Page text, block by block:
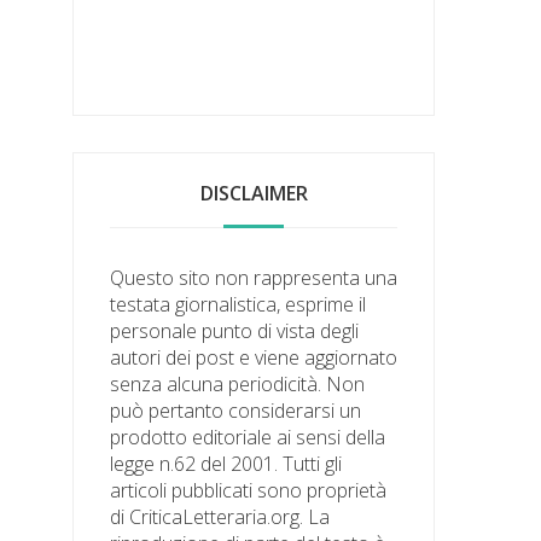
DISCLAIMER
Questo sito non rappresenta una
testata giornalistica, esprime il
personale punto di vista degli
autori dei post e viene aggiornato
senza alcuna periodicità. Non
può pertanto considerarsi un
prodotto editoriale ai sensi della
legge n.62 del 2001. Tutti gli
articoli pubblicati sono proprietà
di CriticaLetteraria.org. La